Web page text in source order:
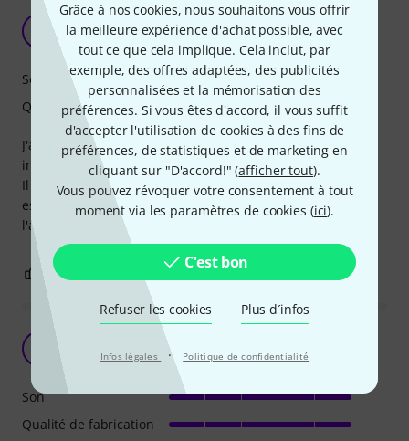
Grâce à nos cookies, nous souhaitons vous offrir
la meilleure expérience d'achat possible, avec
tout ce que cela implique. Cela inclut, par
exemple, des offres adaptées, des publicités
personnalisées et la mémorisation des
préférences. Si vous êtes d'accord, il vous suffit
d'accepter l'utilisation de cookies à des fins de
préférences, de statistiques et de marketing en
cliquant sur "D'accord!" (afficher tout).
Vous pouvez révoquer votre consentement à tout
moment via les paramètres de cookies (ici).
C'est bon
Refuser les cookies Plus d´infos
Infos légales · Politique de confidentialité
Un bon djembé
Tracteur65 12.11.2012
J'ai acheté ce djembé car je souhaitais me mettre à cet
instrument et je ne suis pas déçu.
Il est un peu plus petit que ce que je pensais mais le son
est très bien et il y à un petit livre pour apprendre à
l'accorder.
Son
Qualité de fabrication
leona76gf 10.11.2020
Son
Qualité de fabrication